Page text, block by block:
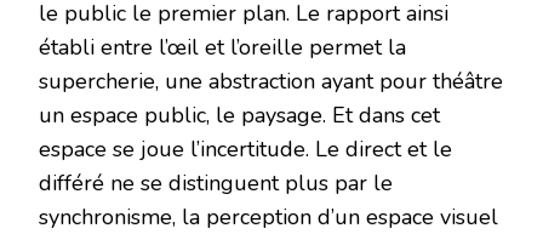
le public le premier plan. Le rapport ainsi
établi entre l’œil et l’oreille permet la
supercherie, une abstraction ayant pour théâtre
un espace public, le paysage. Et dans cet
espace se joue l’incertitude. Le direct et le
différé ne se distinguent plus par le
synchronisme, la perception d’un espace visuel